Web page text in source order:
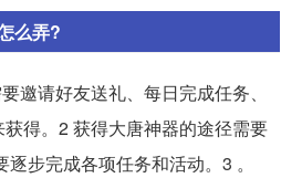
么弄?
邀请好友送礼、每日完成任务、
得。2 获得大唐神器的途径需要
步完成各项任务和活动。3 。